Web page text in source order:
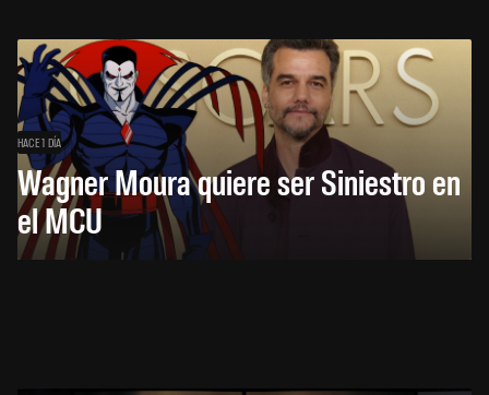
HACE 1 DÍA
Wagner Moura quiere ser Siniestro en
el MCU